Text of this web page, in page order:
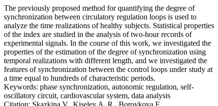
The previously proposed method for quantifying the degree of
synchronization between circulatory regulation loops is used to
analyze the time realizations of healthy subjects. Statistical properties
of the index are studied in the analysis of two-hour records of
experimental signals. In the course of this work, we investigated the
properties of the estimation of the degree of synchronization using
temporal realizations with different length, and we investigated the
features of synchronization between the control loops under study at
a time equal to hundreds of characteristic periods.
Keywords: phase synchronization, autonomic regulation, self-
oscillatory circuit, cardiovascular system, data analysis
Citation: Skazkina V., Kiselev A. R., Borovkova E.